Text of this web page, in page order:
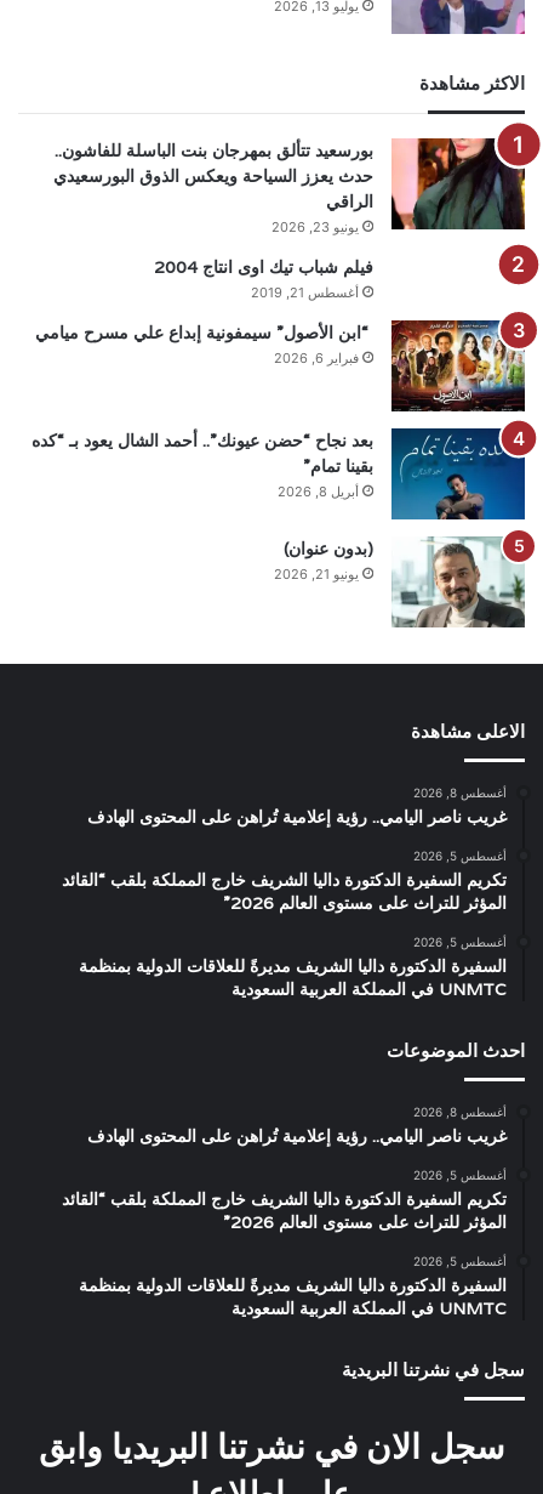
يوليو 13, 2026
الاكثر مشاهدة
بورسعيد تتألق بمهرجان بنت الباسلة للفاشون..
حدث يعزز السياحة ويعكس الذوق البورسعيدي
الراقي
يونيو 23, 2026
فيلم شباب تيك اوى انتاج 2004
أغسطس 21, 2019
“ابن الأصول” سيمفونية إبداع علي مسرح ميامي
فبراير 6, 2026
بعد نجاح “حضن عيونك”.. أحمد الشال يعود بـ “كده
بقينا تمام”
أبريل 8, 2026
(بدون عنوان)
يونيو 21, 2026
الاعلى مشاهدة
أغسطس 8, 2026
غريب ناصر اليامي.. رؤية إعلامية تُراهن على المحتوى الهادف
أغسطس 5, 2026
تكريم السفيرة الدكتورة داليا الشريف خارج المملكة بلقب “القائد
المؤثر للتراث على مستوى العالم 2026”
أغسطس 5, 2026
السفيرة الدكتورة داليا الشريف مديرةً للعلاقات الدولية بمنظمة
UNMTC في المملكة العربية السعودية
احدث الموضوعات
أغسطس 8, 2026
غريب ناصر اليامي.. رؤية إعلامية تُراهن على المحتوى الهادف
أغسطس 5, 2026
تكريم السفيرة الدكتورة داليا الشريف خارج المملكة بلقب “القائد
المؤثر للتراث على مستوى العالم 2026”
أغسطس 5, 2026
السفيرة الدكتورة داليا الشريف مديرةً للعلاقات الدولية بمنظمة
UNMTC في المملكة العربية السعودية
سجل في نشرتنا البريدية
سجل الان في نشرتنا البريديا وابق